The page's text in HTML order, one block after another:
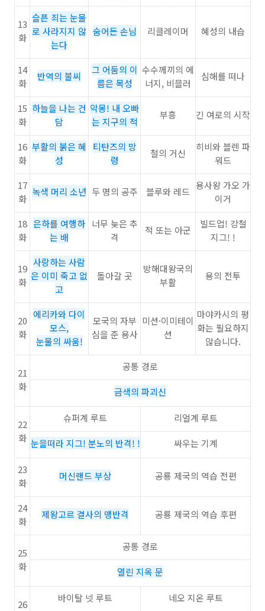
13
화
슬픈 죄는 눈물
로 사라지지 않
는다
숨어든 손님 리클레이머 혜성의 내습
14
화
반역의 불씨
그 어둠의 이
름은 목성
수수께끼의 에
너지, 비믈러
심해를 떠나
15
화
하늘을 나는 건
담
악몽! 내 오빠
는 지구의 적
부흥 긴 여로의 시작
16
화
부활의 붉은 혜
성
티탄즈의 망
령
철의 거신
히비와 블렌 파
워드
17
화
녹색 머리 소년 두 명의 공주 블루와 레드
용사왕 가오 가
이거
18
화
은하를 여행하
는 배
너무 늦은 추
격
적 또는 아군
빌드업! 강철
지그! !
19
화
사랑하는 사람
은 이미 죽고 없
고
돌아갈 곳
방해대왕국의
부활
용의 전투
20
화
에리카와 다이
모스,
눈물의 싸움!
모국의 자부
심을 준 용사
미션·이미테이
션
마야카시의 평
화는 필요하지
않습니다.
21
화
공통 경로
금색의 파괴신
22
화
슈퍼계 루트 리얼계 루트
눈을떠라 지그! 분노의 반격! ! 싸우는 기계
23
화
머신랜드 부상 공룡 제국의 역습 전편
24
화
제왕고르 결사의 맹반격 공룡 제국의 역습 후편
25
화
공통 경로
열린 지옥 문
26
바이탈 넷 루트 네오 지온 루트